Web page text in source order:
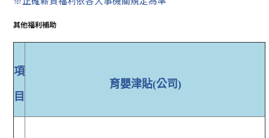
其他福利補助
項
目
育嬰津貼(公司)